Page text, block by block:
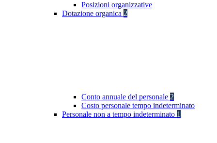
Posizioni organizzative
Dotazione organica 2
Conto annuale del personale 2
Costo personale tempo indeterminato
Personale non a tempo indeterminato 1